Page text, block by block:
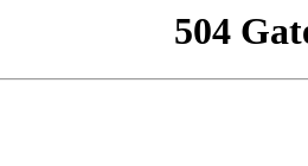
504